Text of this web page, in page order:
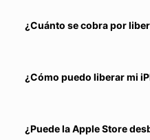
¿Cuánto se cobra por
¿Cómo puedo liberar mi
¿Puede la Apple Store